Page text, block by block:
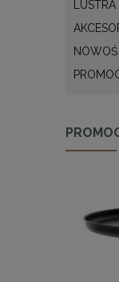
LUSTRA